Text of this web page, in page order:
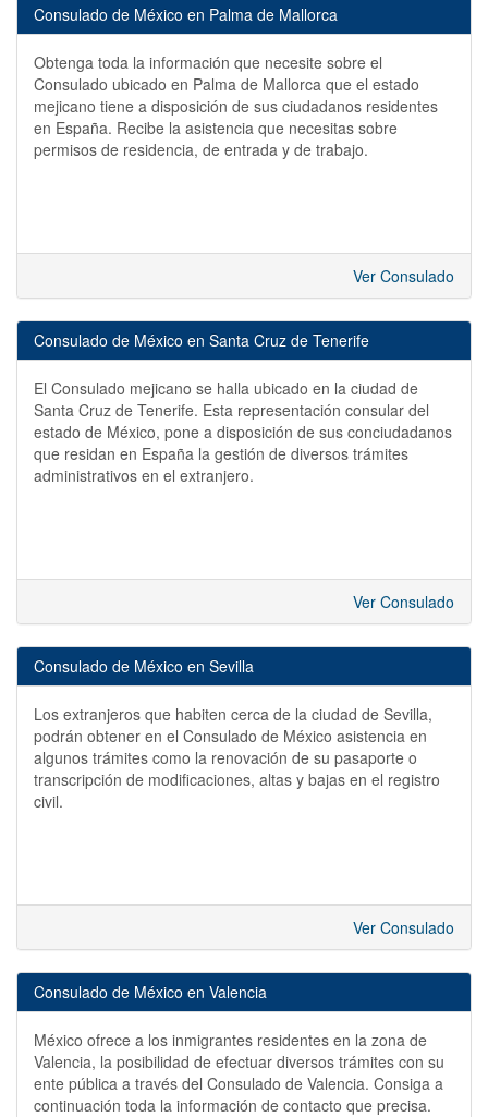
Consulado de México en Palma de Mallorca
Obtenga toda la información que necesite sobre el
Consulado ubicado en Palma de Mallorca que el estado
mejicano tiene a disposición de sus ciudadanos residentes
en España. Recibe la asistencia que necesitas sobre
permisos de residencia, de entrada y de trabajo.
Ver Consulado
Consulado de México en Santa Cruz de Tenerife
El Consulado mejicano se halla ubicado en la ciudad de
Santa Cruz de Tenerife. Esta representación consular del
estado de México, pone a disposición de sus conciudadanos
que residan en España la gestión de diversos trámites
administrativos en el extranjero.
Ver Consulado
Consulado de México en Sevilla
Los extranjeros que habiten cerca de la ciudad de Sevilla,
podrán obtener en el Consulado de México asistencia en
algunos trámites como la renovación de su pasaporte o
transcripción de modificaciones, altas y bajas en el registro
civil.
Ver Consulado
Consulado de México en Valencia
México ofrece a los inmigrantes residentes en la zona de
Valencia, la posibilidad de efectuar diversos trámites con su
ente pública a través del Consulado de Valencia. Consiga a
continuación toda la información de contacto que precisa.